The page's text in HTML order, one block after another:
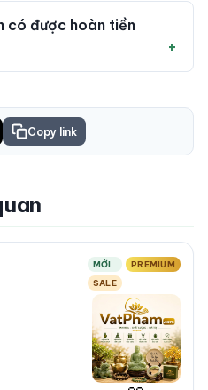
có được hoàn tiền
Copy link
MỚI
PREMIUM
SALE